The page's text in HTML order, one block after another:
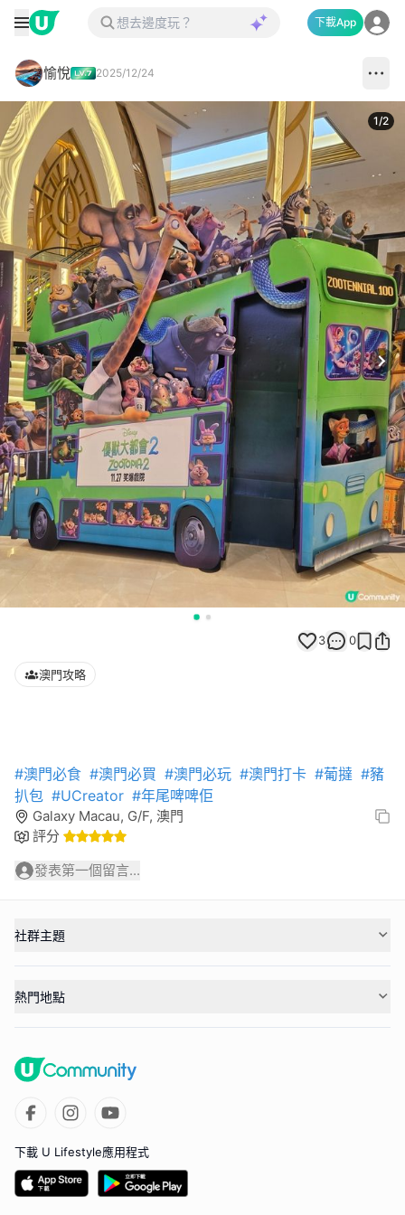
下載App
愉悅 2025/12/24
1/2
3 0
澳門攻略
#澳門必食 #澳門必買 #澳門必玩 #澳門打卡 #葡撻 #豬
扒包 #UCreator #年尾啤啤佢
Galaxy Macau, G/F, 澳門
評分
發表第一個留言...
社群主題
熱門地點
下載 U Lifestyle應用程式